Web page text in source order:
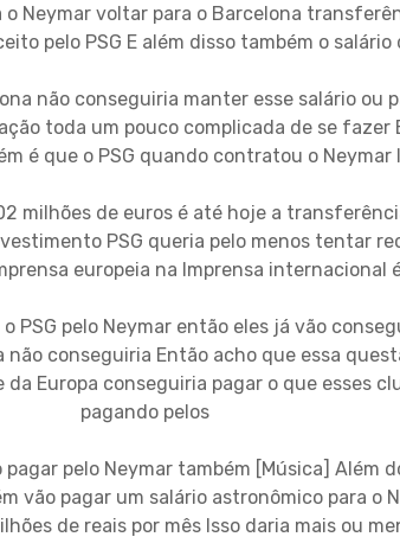
Neymar voltar para o Barcelona
pelo PSG E além disso também o salário
não conseguiria manter esse salário ou
toda um pouco complicada de se fazer
é que o PSG quando contratou o Neymar
milhões de euros é até hoje a
PSG queria pelo menos tentar
europeia na Imprensa internacional
PSG pelo Neymar então eles já vão
conseguiria Então acho que essa
Europa conseguiria pagar o que esses
pagando pelos
pelo Neymar também [Música] Além
vão pagar um salário astronômico para o
de reais por mês Isso daria mais ou